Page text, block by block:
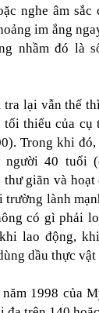
nghe âm
im ắng
nhầm đó là
tra lại vẫn thế
tối thiểu của cụ
Trong khi
người 40 tuổi
giãn và
trường lành
có gì phải
lao động,
dầu thực vật
1998 của